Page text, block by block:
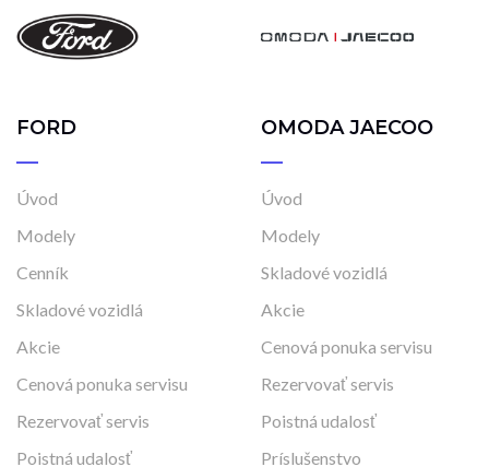
FORD
Úvod
Modely
Cenník
Skladové vozidlá
Akcie
Cenová ponuka servisu
Rezervovať servis
Poistná udalosť
OMODA JAECOO
Úvod
Modely
Skladové vozidlá
Akcie
Cenová ponuka servisu
Rezervovať servis
Poistná udalosť
Príslušenstvo